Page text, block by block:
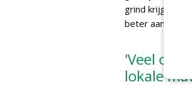
grind krijgen
beter aansluiten
'Veel
lokale